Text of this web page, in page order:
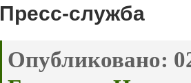
Пресс-служба
Опубликовано: